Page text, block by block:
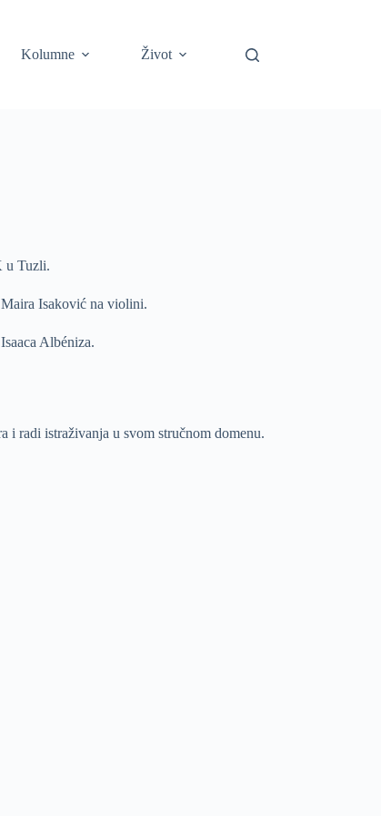
Kolumne Život
u Tuzli.
Isaković na violini.
Albéniza.
i radi istraživanja u svom stručnom domenu.